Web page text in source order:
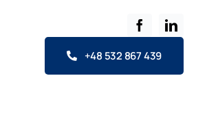
+48 532 867 439